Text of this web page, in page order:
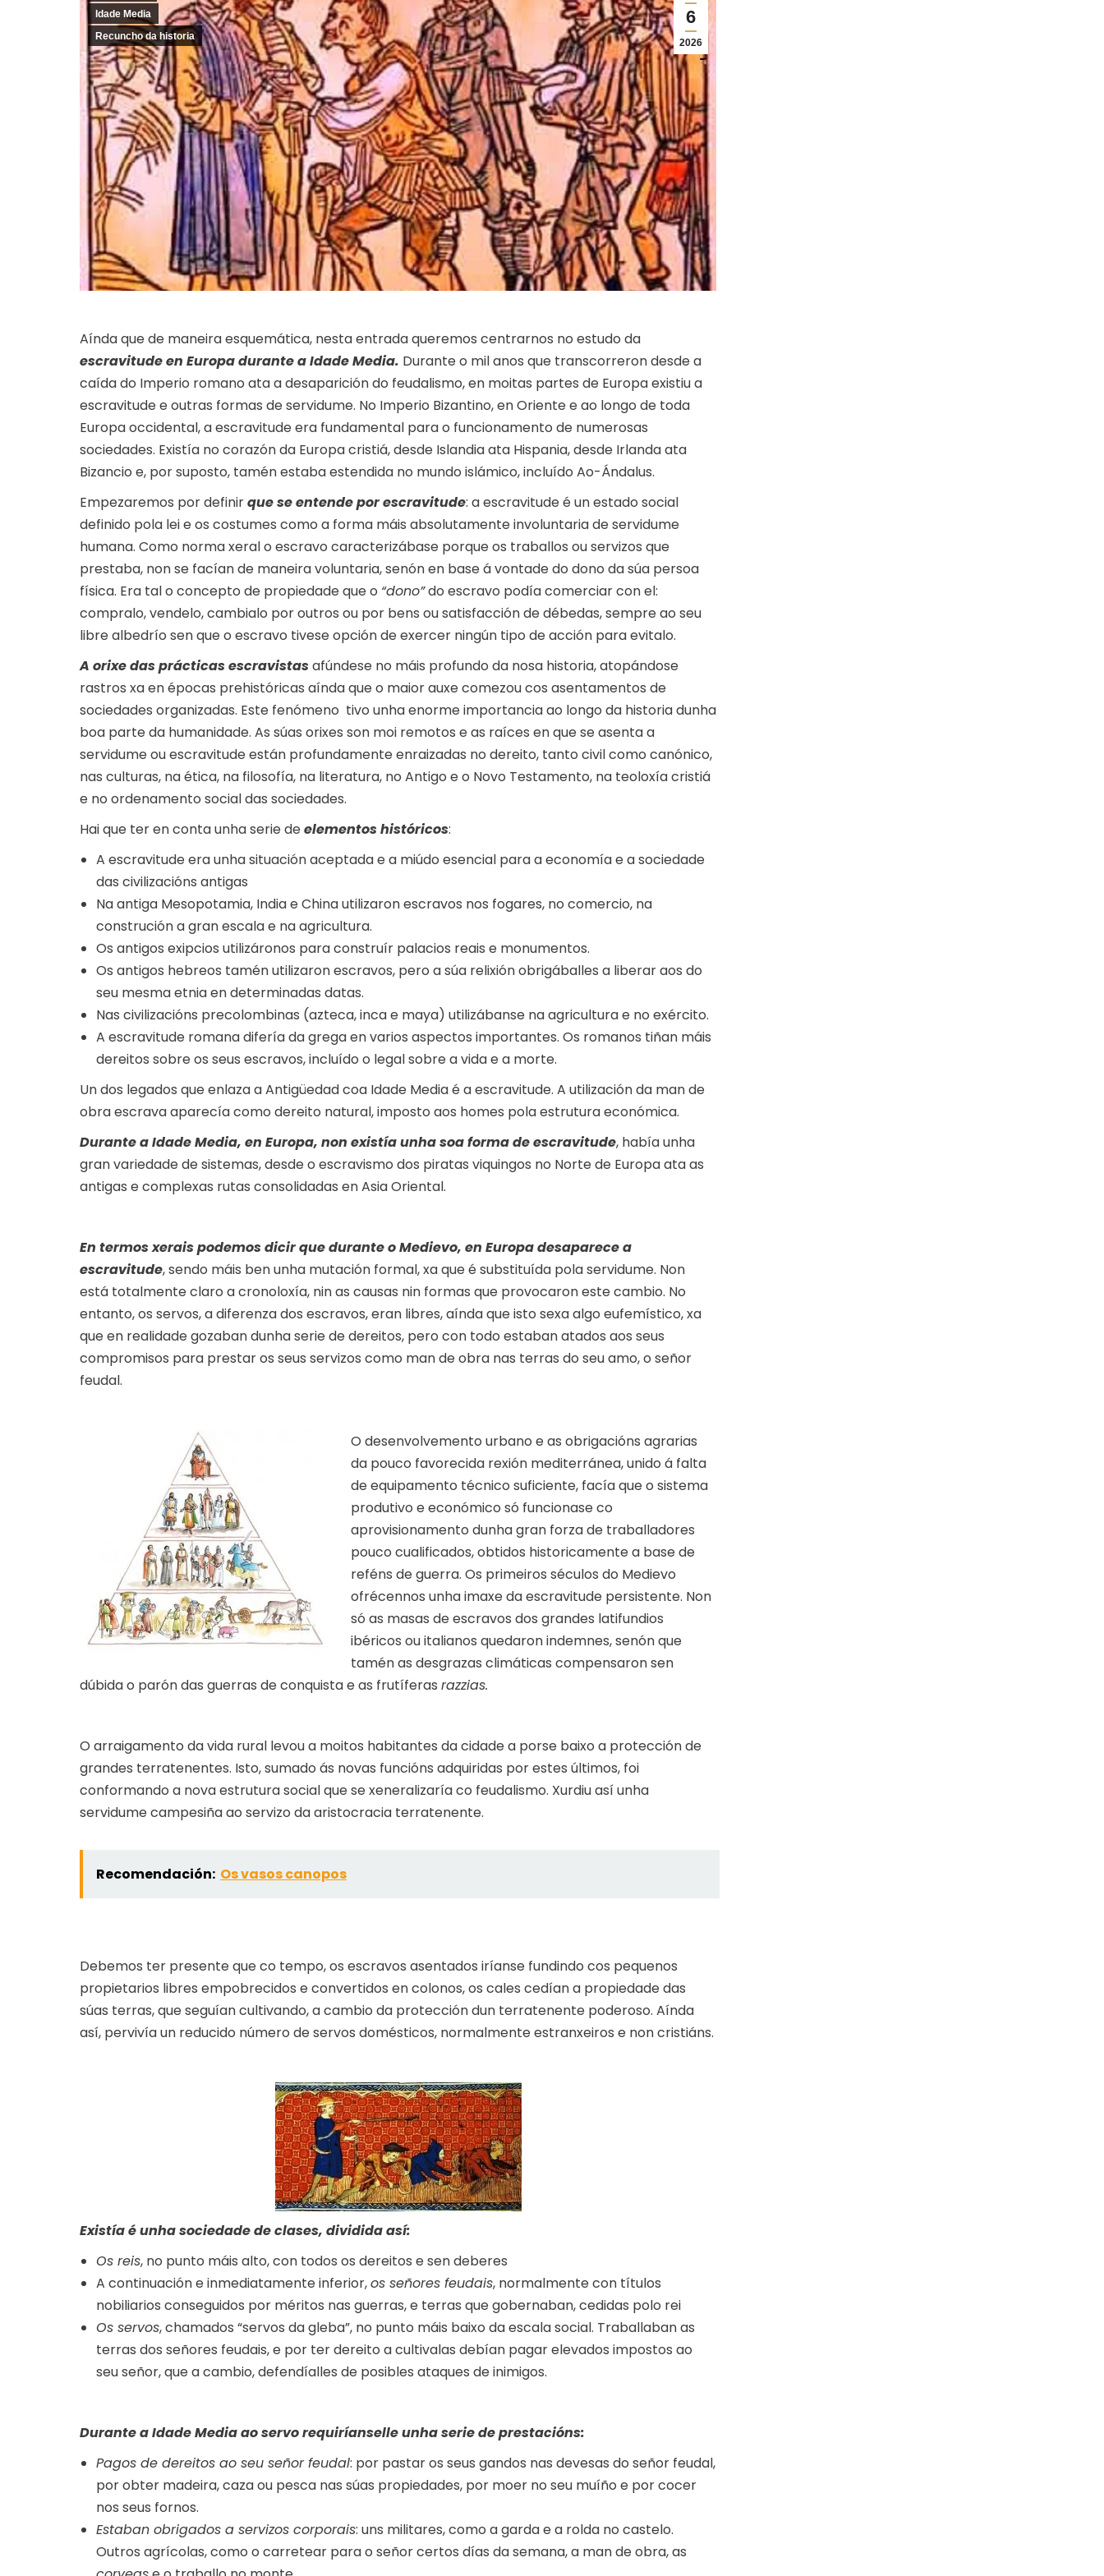
6
2026
Idade Media
Recuncho da historia
Aínda que de maneira esquemática, nesta entrada queremos centrarnos no estudo da
escravitude en Europa durante a Idade Media. Durante o mil anos que transcorreron desde a
caída do Imperio romano ata a desaparición do feudalismo, en moitas partes de Europa existiu a
escravitude e outras formas de servidume. No Imperio Bizantino, en Oriente e ao longo de toda
Europa occidental, a escravitude era fundamental para o funcionamento de numerosas
sociedades. Existía no corazón da Europa cristiá, desde Islandia ata Hispania, desde Irlanda ata
Bizancio e, por suposto, tamén estaba estendida no mundo islámico, incluído Ao-Ándalus.
Empezaremos por definirque se entende por escravitude: a escravitude é un estado social
definido pola lei e os costumes como a forma máis absolutamente involuntaria de servidume
humana. Como norma xeral o escravo caracterizábase porque os traballos ou servizos que
prestaba, non se facían de maneira voluntaria, senón en base á vontade do dono da súa persoa
física. Era tal o concepto de propiedade que o “dono”do escravo podía comerciar con el:
compralo, vendelo, cambialo por outros ou por bens ou satisfacción de débedas, sempre ao seu
libre albedrío sen que o escravo tivese opción de exercer ningún tipo de acción para evitalo.
A orixe das prácticas escravistasafúndese no máis profundo da nosa historia, atopándose
rastros xa en épocas prehistóricas aínda que o maior auxe comezou cos asentamentos de
sociedades organizadas. Este fenómeno tivo unha enorme importancia ao longo da historia dunha
boa parte da humanidade. As súas orixes son moi remotos e as raíces en que se asenta a
servidume ou escravitude están profundamente enraizadas no dereito, tanto civil como canónico,
nas culturas, na ética, na filosofía, na literatura, no Antigo e o Novo Testamento, na teoloxía cristiá
e no ordenamento social das sociedades.
Hai que ter en conta unha serie deelementos históricos:
A escravitude era unha situación aceptada e a miúdo esencial para a economía e a sociedade
das civilizacións antigas
Na antiga Mesopotamia, India e China utilizaron escravos nos fogares, no comercio, na
construción a gran escala e na agricultura.
Os antigos exipcios utilizáronos para construír palacios reais e monumentos.
Os antigos hebreos tamén utilizaron escravos, pero a súa relixión obrigáballes a liberar aos do
seu mesma etnia en determinadas datas.
Nas civilizacións precolombinas (azteca, inca e maya) utilizábanse na agricultura e no exército.
A escravitude romana difería da grega en varios aspectos importantes. Os romanos tiñan máis
dereitos sobre os seus escravos, incluído o legal sobre a vida e a morte.
Un dos legados que enlaza a Antigüedad coa Idade Media é a escravitude. A utilización da man de
obra escrava aparecía como dereito natural, imposto aos homes pola estrutura económica.
Durante a Idade Media, en Europa, non existía unha soa forma de escravitude, había unha
gran variedade de sistemas, desde o escravismo dos piratas viquingos no Norte de Europa ata as
antigas e complexas rutas consolidadas en Asia Oriental.
En termos xerais podemos dicir que durante o Medievo, en Europa desaparece a
escravitude, sendo máis ben unha mutación formal, xa que é substituída pola servidume. Non
está totalmente claro a cronoloxía, nin as causas nin formas que provocaron este cambio. No
entanto, os servos, a diferenza dos escravos, eran libres, aínda que isto sexa algo eufemístico, xa
que en realidade gozaban dunha serie de dereitos, pero con todo estaban atados aos seus
compromisos para prestar os seus servizos como man de obra nas terras do seu amo, o señor
feudal.
O desenvolvemento urbano e as obrigacións agrarias
da pouco favorecida rexión mediterránea, unido á falta
de equipamento técnico suficiente, facía que o sistema
produtivo e económico só funcionase co
aprovisionamento dunha gran forza de traballadores
pouco cualificados, obtidos historicamente a base de
reféns de guerra. Os primeiros séculos do Medievo
ofrécennos unha imaxe da escravitude persistente. Non
só as masas de escravos dos grandes latifundios
ibéricos ou italianos quedaron indemnes, senón que
tamén as desgrazas climáticas compensaron sen
dúbida o parón das guerras de conquista e as frutíferas razzias.
O arraigamento da vida rural levou a moitos habitantes da cidade a porse baixo a protección de
grandes terratenentes. Isto, sumado ás novas funcións adquiridas por estes últimos, foi
conformando a nova estrutura social que se xeneralizaría co feudalismo. Xurdiu así unha
servidume campesiña ao servizo da aristocracia terratenente.
Recomendación: Os vasos canopos
Debemos ter presente que co tempo, os escravos asentados iríanse fundindo cos pequenos
propietarios libres empobrecidos e convertidos en colonos, os cales cedían a propiedade das
súas terras, que seguían cultivando, a cambio da protección dun terratenente poderoso. Aínda
así, pervivía un reducido número de servos domésticos, normalmente estranxeiros e non cristiáns.
Existía é unha sociedade de clases, dividida así:
Os reis, no punto máis alto, con todos os dereitos e sen deberes
A continuación e inmediatamente inferior,os señores feudais, normalmente con títulos
nobiliarios conseguidos por méritos nas guerras, e terras que gobernaban, cedidas polo rei
Os servos, chamados “servos da gleba”, no punto máis baixo da escala social. Traballaban as
terras dos señores feudais, e por ter dereito a cultivalas debían pagar elevados impostos ao
seu señor, que a cambio, defendíalles de posibles ataques de inimigos.
Durante a Idade Media ao servo requiríanselle unha serie de prestacións:
Pagos de dereitos ao seu señor feudal: por pastar os seus gandos nas devesas do señor feudal,
por obter madeira, caza ou pesca nas súas propiedades, por moer no seu muíño e por cocer
nos seus fornos.
Estaban obrigados a servizos corporais: uns militares, como a garda e a rolda no castelo.
Outros agrícolas, como o carretear para o señor certos días da semana, a man de obra, as